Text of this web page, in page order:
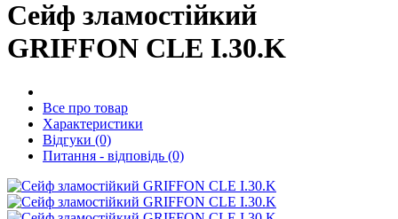
Сейф зламостійкий
GRIFFON CLE I.30.K
Все про товар
Характеристики
Відгуки (0)
Питання - відповідь (0)